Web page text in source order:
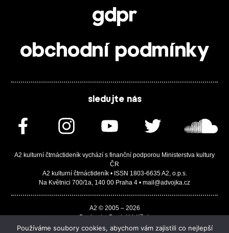
gdpr
obchodní podmínky
sledujte nás
A2 kulturní čtrnáctideník vychází s finanční podporou Ministerstva kultury
ČR
A2 kulturní čtrnáctideník • ISSN 1803-6635 A2, o.p.s.
Na Květnici 700/1a, 140 00 Praha 4 • mail@advojka.cz
A2 © 2005 – 2026
Design by Daniel Vojtíšek
Built by JASA-IT & ChSoft
Používáme soubory cookies, abychom vám zajistili co nejlepší